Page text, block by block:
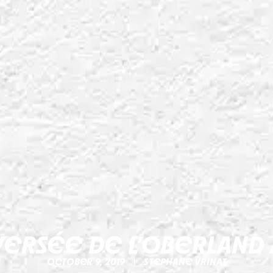
DE L’OBERLAND
OCTOBER 9, 2019 STEPHANE VRINAT